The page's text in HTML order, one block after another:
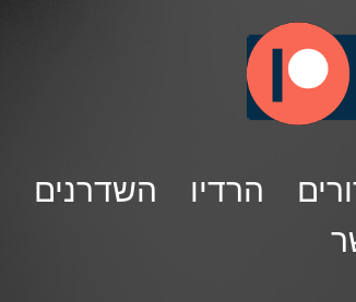
הרדיו השדרנים